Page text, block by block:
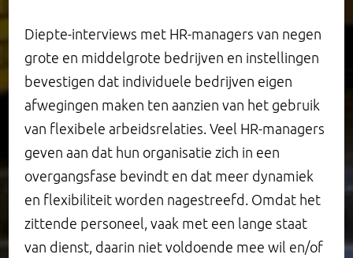
Diepte-interviews met HR-managers van negen
grote en middelgrote bedrijven en instellingen
bevestigen dat individuele bedrijven eigen
afwegingen maken ten aanzien van het gebruik
van flexibele arbeidsrelaties. Veel HR-managers
geven aan dat hun organisatie zich in een
overgangsfase bevindt en dat meer dynamiek
en flexibiliteit worden nagestreefd. Omdat het
zittende personeel, vaak met een lange staat
van dienst, daarin niet voldoende mee wil en/of